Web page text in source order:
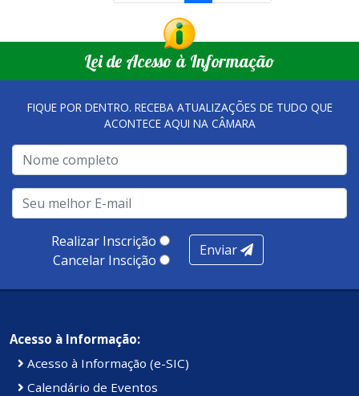
Lei de Acesso à Informação
FIQUE POR DENTRO. RECEBA ATUALIZAÇÕES DE TUDO QUE
ACONTECE AQUI NA CÂMARA
Realizar Inscrição
Cancelar Inscição
Enviar
Acesso à Informação:
Acesso à Informação (e-SIC)
Calendário de Eventos